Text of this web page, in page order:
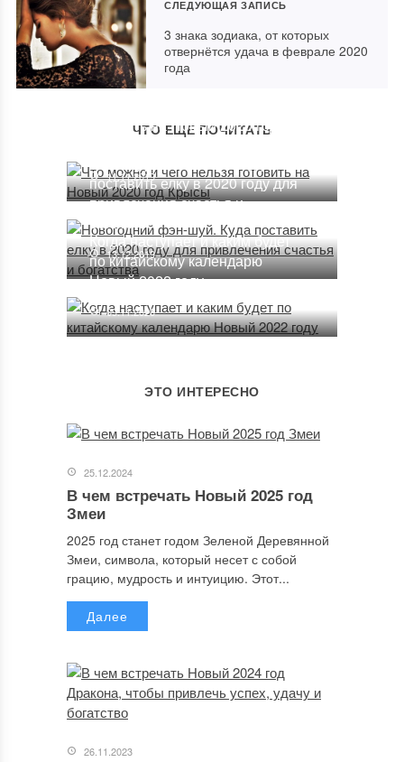
СЛЕДУЮЩАЯ ЗАПИСЬ
3 знака зодиака, от которых
отвернётся удача в феврале 2020
года
ЧТО ЕЩЕ ПОЧИТАТЬ
готовить на Новый 2020 год
11.11.2019
поставить елку в 2020 году для
привлечения счастья и
богатства
13.12.2019
Когда наступает и каким будет
по китайскому календарю
Новый 2022 году
09.11.2020
ЭТО ИНТЕРЕСНО
25.12.2024
В чем встречать Новый 2025 год
Змеи
2025 год станет годом Зеленой Деревянной
Змеи, символа, который несет с собой
грацию, мудрость и интуицию. Этот...
Далее
26.11.2023